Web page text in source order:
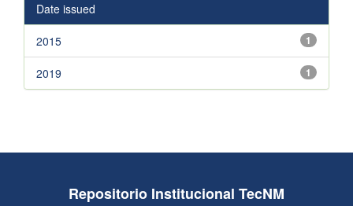
Date issued
1
2015
1
2019
Repositorio Institucional TecNM